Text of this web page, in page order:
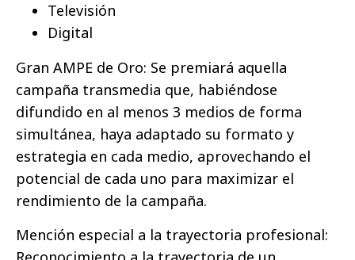
Televisión
Digital
Gran AMPE de Oro: Se premiará aquella
campaña transmedia que, habiéndose
difundido en al menos 3 medios de forma
simultánea, haya adaptado su formato y
estrategia en cada medio, aprovechando el
potencial de cada uno para maximizar el
rendimiento de la campaña.
Mención especial a la trayectoria profesional: